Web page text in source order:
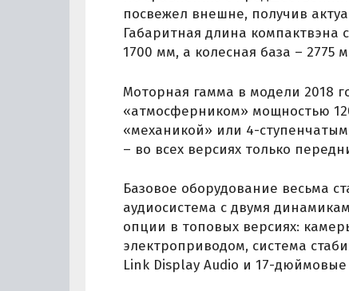
посвежел внешне, получив
Габаритная длина компактвэна
1700 мм, а колесная база – 2775
Моторная гамма в модели 2018
«атмосферником» мощностью
«механикой» или 4-
– во всех версиях только
Базовое оборудование весьма
аудиосистема с двумя
опции в топовых версиях:
электроприводом, система
Link Display Audio и 17-